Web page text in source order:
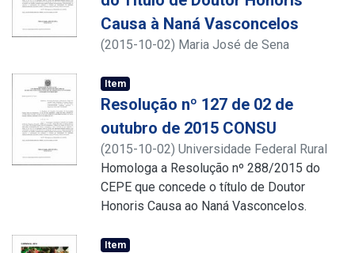
Causa à Naná Vasconcelos
(2015-10-02) Maria José de Sena
Item
Resolução nº 127 de 02 de
outubro de 2015 CONSU
(2015-10-02) Universidade Federal Rural
de Pernambuco
Homologa a Resolução nº 288/2015 do
CEPE que concede o título de Doutor
Honoris Causa ao Naná Vasconcelos.
Item